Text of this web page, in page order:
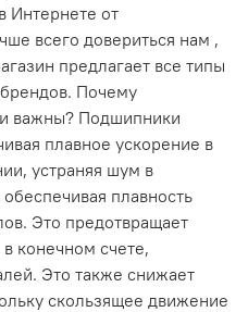
Интернете от
всего довериться нам ,
предлагает все типы
Почему
важны? Подшипники
плавное ускорение в
устраняя шум в
плавность
Это предотвращает
конечном счете,
Это также снижает
скользящее движение